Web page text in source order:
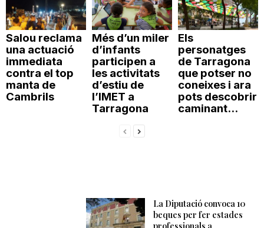
Salou reclama
una actuació
immediata
contra el top
manta de
Cambrils
Més d’un miler
d’infants
participen a
les activitats
d’estiu de
l’IMET a
Tarragona
Els
personatges
de Tarragona
que potser no
coneixes i ara
pots descobrir
caminant...